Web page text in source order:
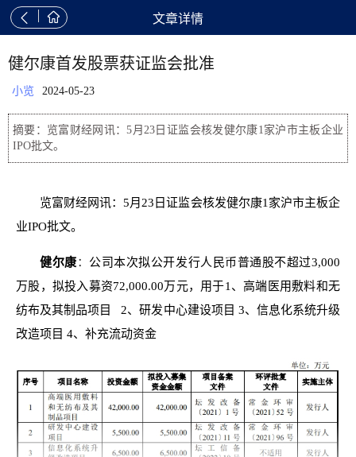
  文章详情
健尔康首发股票获证监会批准
小览 2024-05-23
摘要：览富财经网讯：5月23日证监会核发健尔康1家沪市主板企业
IPO批文。
览富财经网讯：5月23日证监会核发健尔康1家沪市主板企
业IPO批文。
健尔康： 公司本次拟公开发行人民币普通股不超过3,000
万股，拟投入募资72,000.00万元，用于1、高端医用敷料和无
纺布及其制品项目 2、研发中心建设项目 3、信息化系统升级
改造项目 4、补充流动资金